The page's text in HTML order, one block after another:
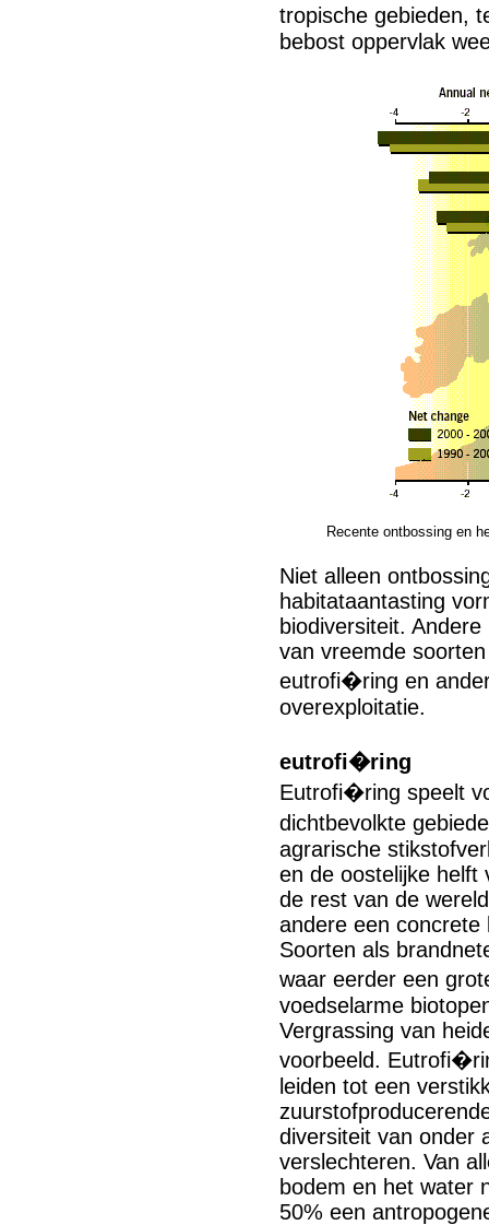
tropische gebieden,
bebost oppervlak
Recente ontbossing en
Niet alleen
habitataantasting
biodiversiteit.
van vreemde
eutrofi�ring en
overexploitatie.
eutrofi�ring
Eutrofi�ring speelt
dichtbevolkte
agrarische
en de oostelijke helft
de rest van de
andere een concrete
Soorten als
waar eerder een
voedselarme
Vergrassing van
voorbeeld.
leiden tot een
diversiteit van onder
verslechteren. Van
bodem en het water
50% een